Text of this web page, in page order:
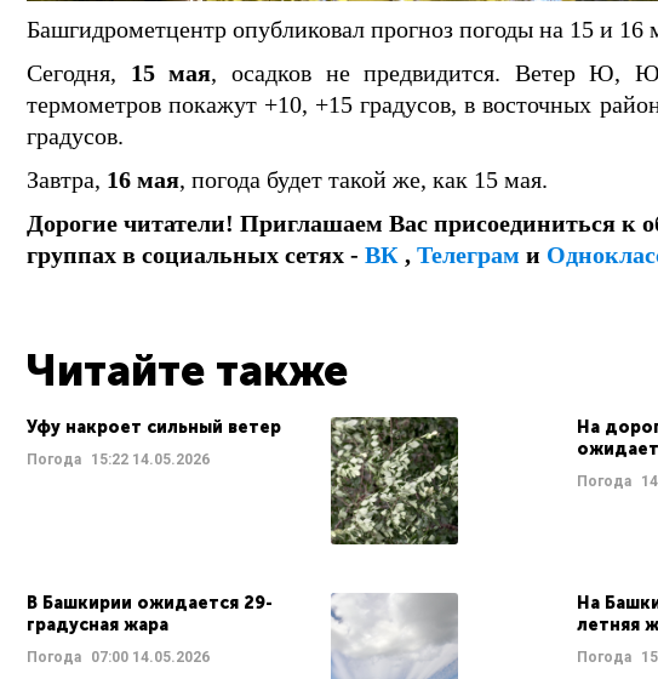
Башгидрометцентр опубликовал прогноз погоды на 15 и 16
Сегодня, 15 мая, осадков не предвидится. Ветер Ю,
термометров покажут +10, +15 градусов, в восточных
градусов.
Завтра, 16 мая, погода будет такой же, как 15 мая.
Дорогие читатели! Приглашаем Вас присоединиться к
группах в социальных сетях - ВК , Телеграм и
Читайте также
Уфу накроет сильный ветер
Погода 15:22 14.05.2026
На
Погода
В Башкирии ожидается 29-
градусная жара
Погода 07:00 14.05.2026
На
летняя
Погода